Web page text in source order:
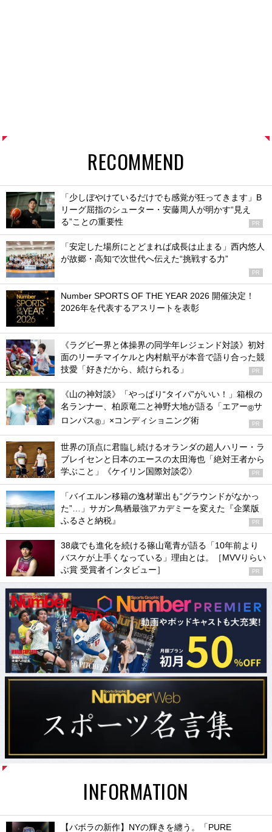
RECOMMEND
「少しぼやけているだけでも感覚が狂ってきます」B
リーグ屈指のシューター・安藤周人が明かす“見え
る”ことの重要性
PR
「安定した場所にとどまれば成長は止まる」西内悠人
が故郷・高知で次世代へ伝えた“挑戦する力”
PR
Number SPORTS OF THE YEAR 2026 開催決定！
2026年を代表するアスリートを表彰
《ラグビー界と体操界の同学年レジェンド対談》初対
面のリーチマイケルと内村航平が本音で語り合った競
技愛「好きだから、続けられる」
PR
《山の神対談》「やっぱり“タイパ”がいい！」箱根の
名ランナー、柏原竜二と神野大地が語る「エアー®サ
ロンパス® 」×コンディショニング術 PR
世界の頂点に君臨し続けるオランダの超人ハリー・ラ
ブレイセンと日本のエースの太田海也「絶対王者から
学ぶこと」《ケイリン国際対談②》
PR
「バイエルン移籍の逸材輩出も“グラウンドがなかっ
た”…」サガン鳥栖最強アカデミーを変えた『企業版
ふるさと納税』
PR
38歳でも進化を続ける篠山竜青が語る「10年前より
バスケが上手くなっている」理由とは。［MVVりらい
ぶ賞 受賞者インタビュー］
PR
INFORMATION
【バボラの新作】NYの輝きを纏う。「PURE